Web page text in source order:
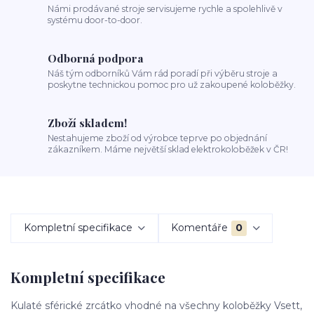
Námi prodávané stroje servisujeme rychle a spolehlivě v
systému door-to-door.
Odborná podpora
Náš tým odborníků Vám rád poradí při výběru stroje a
poskytne technickou pomoc pro už zakoupené koloběžky.
Zboží skladem!
Nestahujeme zboží od výrobce teprve po objednání
zákazníkem. Máme největší sklad elektrokoloběžek v ČR!
Kompletní specifikace Komentáře 0
Kompletní specifikace
Kulaté sférické zrcátko vhodné na všechny koloběžky Vsett,